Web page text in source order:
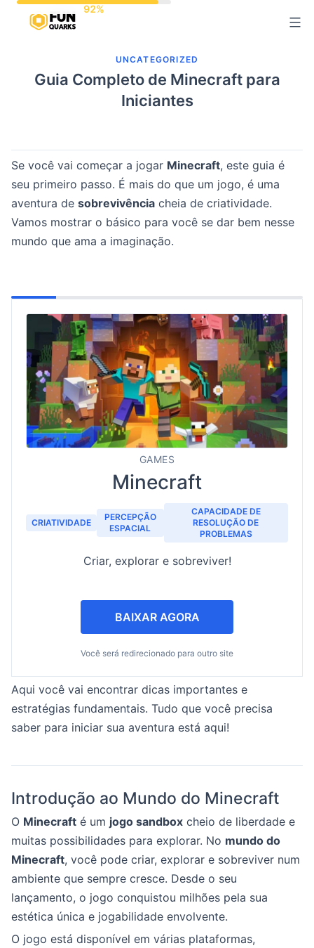
conteúdo
UNCATEGORIZED
Guia Completo de Minecraft para
Iniciantes
Se você vai começar a jogar Minecraft, este guia é
seu primeiro passo. É mais do que um jogo, é uma
aventura de sobrevivência cheia de criatividade.
Vamos mostrar o básico para você se dar bem nesse
mundo que ama a imaginação.
GAMES
Minecraft
CRIATIVIDADE
PERCEPÇÃO
ESPACIAL
CAPACIDADE DE
RESOLUÇÃO DE
PROBLEMAS
Criar, explorar e sobreviver!
BAIXAR AGORA
Você será redirecionado para outro site
Aqui você vai encontrar dicas importantes e
estratégias fundamentais. Tudo que você precisa
saber para iniciar sua aventura está aqui!
Introdução ao Mundo do Minecraft
O Minecraft é um jogo sandbox cheio de liberdade e
muitas possibilidades para explorar. No mundo do
Minecraft, você pode criar, explorar e sobreviver num
ambiente que sempre cresce. Desde o seu
lançamento, o jogo conquistou milhões pela sua
estética única e jogabilidade envolvente.
O jogo está disponível em várias plataformas,